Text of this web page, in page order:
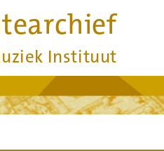
Instituut